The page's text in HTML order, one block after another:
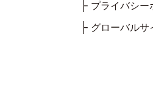
プライバシー
グローバルサ